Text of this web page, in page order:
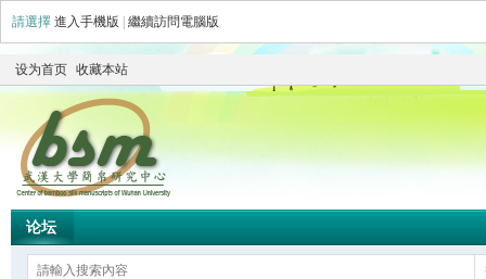
請選擇 進入手機版 繼續訪問電腦版
设为首页 收藏本站
论坛